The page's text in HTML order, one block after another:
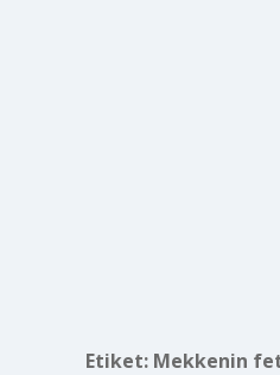
Etiket: Mekkenin